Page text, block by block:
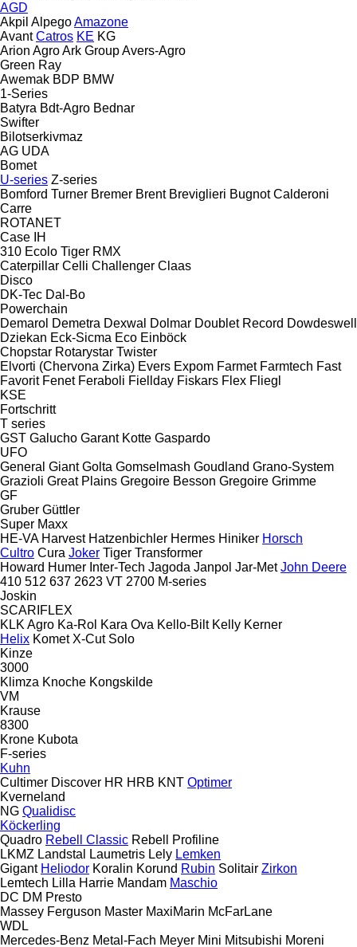
AGD
Akpil AlpegoAmazone
Avant Catros KE KG
Arion AgroArk GroupAvers-Agro
Green Ray
Awemak BDP BMW
1-Series
Batyra Bdt-Agro Bednar
Swifter
Bilotserkivmaz
AG UDA
Bomet
U-series Z-series
Bomford Turner Bremer Brent Breviglieri Bugnot Calderoni
Carre
ROTANET
Case IH
310 Ecolo Tiger RMX
Caterpillar Celli Challenger Claas
Disco
DK-Tec Dal-Bo
Powerchain
Demarol Demetra Dexwal Dolmar Doublet Record Dowdeswell
Dziekan Eck-Sicma Eco Einböck
Chopstar Rotarystar Twister
Elvorti (Chervona Zirka) Evers Expom Farmet Farmtech Fast
Favorit Fenet Feraboli Fiellday Fiskars Flex Fliegl
KSE
Fortschritt
T series
GST Galucho Garant Kotte Gaspardo
UFO
General Giant Golta Gomselmash Goudland Grano-System
Grazioli Great Plains Gregoire Besson Gregoire Grimme
GF
Gruber Güttler
Super Maxx
HE-VA Harvest Hatzenbichler Hermes Hiniker Horsch
Cultro Cura Joker Tiger Transformer
Howard Humer Inter-Tech Jagoda Janpol Jar-Met John Deere
410 512 637 2623 VT 2700 M-series
Joskin
SCARIFLEX
KLK Agro Ka-Rol Kara Ova Kello-Bilt Kelly Kerner
Helix Komet X-Cut Solo
Kinze
3000
Klimza Knoche Kongskilde
VM
Krause
8300
Krone Kubota
F-series
Kuhn
Cultimer Discover HR HRB KNT Optimer
Kverneland
NG Qualidisc
Köckerling
Quadro Rebell Classic Rebell Profiline
LKMZ Landstal Laumetris Lely Lemken
Gigant Heliodor Koralin Korund Rubin Solitair Zirkon
Lemtech Lilla Harrie Mandam Maschio
DC DM Presto
Massey Ferguson Master MaxiMarin McFarLane
WDL
Mercedes-Benz Metal-Fach Meyer Mini Mitsubishi Moreni